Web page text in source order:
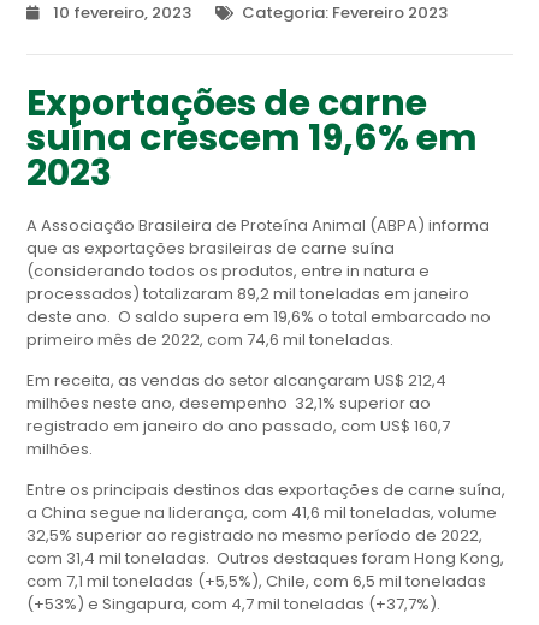
10 fevereiro, 2023 Categoria: Fevereiro 2023
Exportações de carne
suína crescem 19,6% em
2023
A Associação Brasileira de Proteína Animal (ABPA) informa
que as exportações brasileiras de carne suína
(considerando todos os produtos, entre in natura e
processados) totalizaram 89,2 mil toneladas em janeiro
deste ano. O saldo supera em 19,6% o total embarcado no
primeiro mês de 2022, com 74,6 mil toneladas.
Em receita, as vendas do setor alcançaram US$ 212,4
milhões neste ano, desempenho 32,1% superior ao
registrado em janeiro do ano passado, com US$ 160,7
milhões.
Entre os principais destinos das exportações de carne suína,
a China segue na liderança, com 41,6 mil toneladas, volume
32,5% superior ao registrado no mesmo período de 2022,
com 31,4 mil toneladas. Outros destaques foram Hong Kong,
com 7,1 mil toneladas (+5,5%), Chile, com 6,5 mil toneladas
(+53%) e Singapura, com 4,7 mil toneladas (+37,7%).